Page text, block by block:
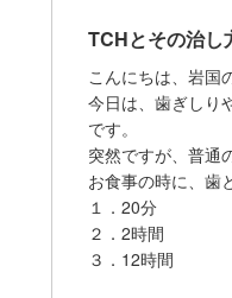
TCHとその治し
こんにちは、岩国
今日は、歯ぎしり
です。
突然ですが、普通
お食事の時に、歯
１．20分
２．2時間
３．12時間